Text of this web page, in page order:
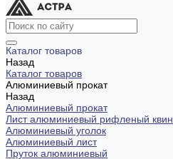
Каталог товаров
Назад
Каталог товаров
Алюминиевый прокат
Назад
Алюминиевый прокат
Лист алюминиевый рифленый
Алюминиевый уголок
Алюминиевый лист
Пруток алюминиевый